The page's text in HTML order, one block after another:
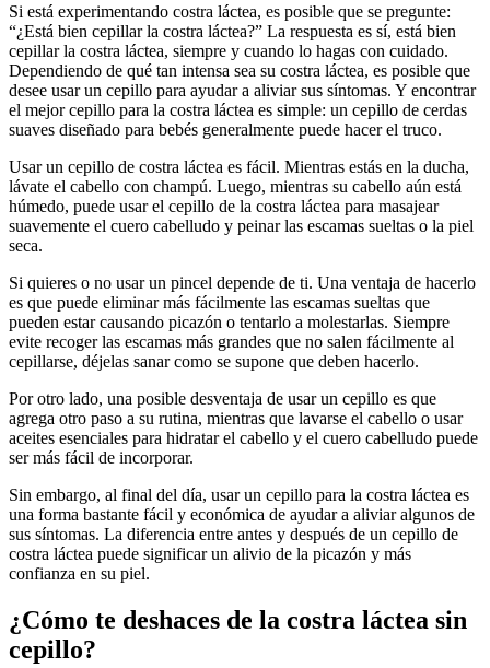
Si está experimentando costra láctea, es posible que se pregunte:
“¿Está bien cepillar la costra láctea?” La respuesta es sí, está bien
cepillar la costra láctea, siempre y cuando lo hagas con cuidado.
Dependiendo de qué tan intensa sea su costra láctea, es posible que
desee usar un cepillo para ayudar a aliviar sus síntomas. Y encontrar
el mejor cepillo para la costra láctea es simple: un cepillo de cerdas
suaves diseñado para bebés generalmente puede hacer el truco.
Usar un cepillo de costra láctea es fácil. Mientras estás en la ducha,
lávate el cabello con champú. Luego, mientras su cabello aún está
húmedo, puede usar el cepillo de la costra láctea para masajear
suavemente el cuero cabelludo y peinar las escamas sueltas o la piel
seca.
Si quieres o no usar un pincel depende de ti. Una ventaja de hacerlo
es que puede eliminar más fácilmente las escamas sueltas que
pueden estar causando picazón o tentarlo a molestarlas. Siempre
evite recoger las escamas más grandes que no salen fácilmente al
cepillarse, déjelas sanar como se supone que deben hacerlo.
Por otro lado, una posible desventaja de usar un cepillo es que
agrega otro paso a su rutina, mientras que lavarse el cabello o usar
aceites esenciales para hidratar el cabello y el cuero cabelludo puede
ser más fácil de incorporar.
Sin embargo, al final del día, usar un cepillo para la costra láctea es
una forma bastante fácil y económica de ayudar a aliviar algunos de
sus síntomas. La diferencia entre antes y después de un cepillo de
costra láctea puede significar un alivio de la picazón y más
confianza en su piel.
¿Cómo te deshaces de la costra láctea sin
cepillo?